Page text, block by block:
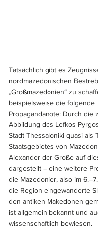
Tatsächlich gibt es
nordmazedonischen
„Großmazedonien“ zu
beispielsweise die folgende
Propagandanote: Durch die
Abbildung des Lefkos
Stadt Thessaloniki quasi als
Staatsgebietes von
Alexander der Große auf
dargestellt – eine weitere
die Mazedonier, also im
die Region eingewanderte
den antiken Makedonen
ist allgemein bekannt und
wissenschaftlich bewiesen.